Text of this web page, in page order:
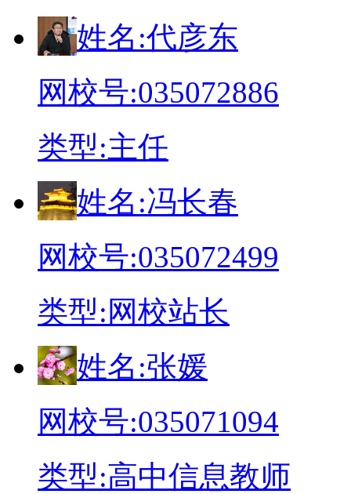
姓名:代彦东
网校号:035072886
类型:主任
姓名:冯长春
网校号:035072499
类型: 网校站长
姓名:张媛
网校号:035071094
类型:高中信息教师